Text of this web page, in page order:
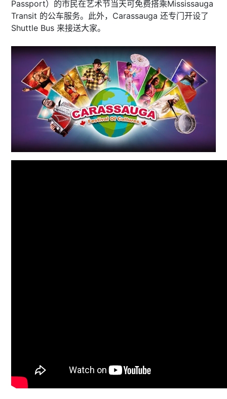
Passport）的市民在艺术节当天可免费搭乘Mississauga
Transit 的公车服务。此外，Carassauga 还专门开设了
Shuttle Bus 来接送大家。